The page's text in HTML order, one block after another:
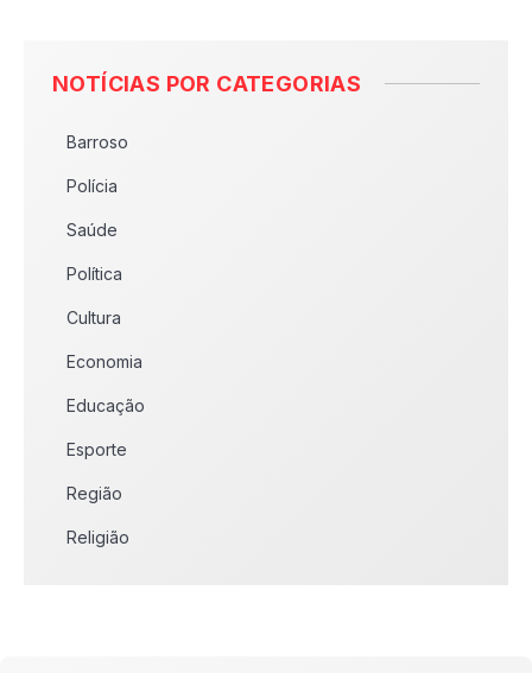
NOTÍCIAS POR CATEGORIAS
Barroso
Polícia
Saúde
Política
Cultura
Economia
Educação
Esporte
Região
Religião